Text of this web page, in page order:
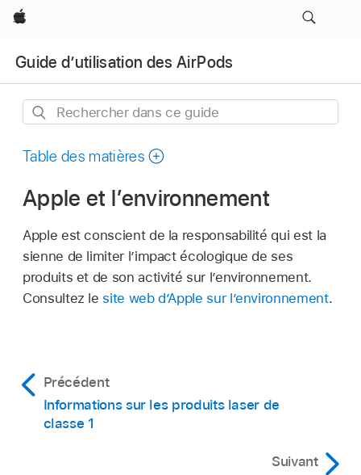
Apple
Guide d’utilisation des AirPods
Rechercher
ce
Table des matières
Apple et l’environnement
Apple est conscient de la responsabilité qui est la
sienne de limiter l’impact écologique de ses
produits et de son activité sur l’environnement.
Consultez le site web d’Apple sur l’environnement.
Précédent
Informations sur les produits laser de
classe 1
Suivant